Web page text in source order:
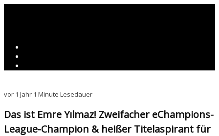
vor 1 Jahr 1 Minute Lesedauer
Das ist Emre Yılmaz! Zweifacher eChampions-
League-Champion & heißer Titelaspirant für